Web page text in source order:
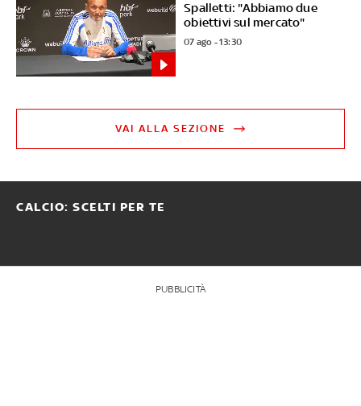
Spalletti: "Abbiamo due
obiettivi sul mercato"
07 ago - 13:30
VAI ALLA SEZIONE
CALCIO: SCELTI PER TE
PUBBLICITÀ